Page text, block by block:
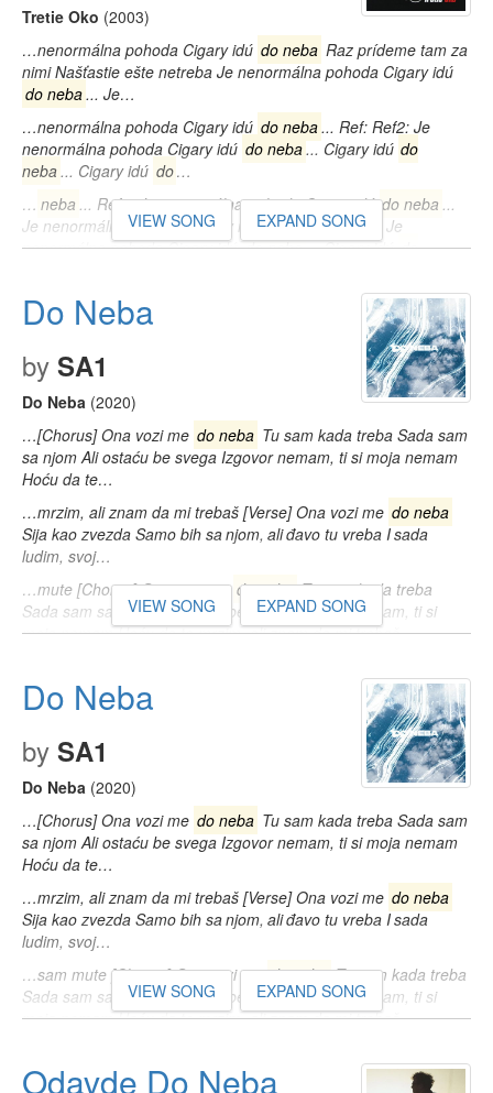
Tretie Oko (2003)
…nenormálna pohoda Cigary idú do neba Raz prídeme tam za
nimi Našťastie ešte netreba Je nenormálna pohoda Cigary idú
do neba... Je…
…nenormálna pohoda Cigary idú do neba... Ref: Ref2: Je
nenormálna pohoda Cigary idú do neba... Cigary idú do
neba... Cigary idú do…
… neba ... Ref2: Je nenormálna pohoda Cigary idúdo neba ...
Je nenormálna pohoda Cigary idúdo neba... Ref2: Je
nenormálna pohoda Cigary idúdo neba... Cigary idúdo
VIEW SONG EXPAND SONG
Do Neba
by SA1
Do Neba (2020)
…[Chorus] Ona vozi me do neba Tu sam kada treba Sada sam
sa njom Ali ostaću be svega Izgovor nemam, ti si moja nemam
Hoću da te…
…mrzim, ali znam da mi trebaš [Verse] Ona vozi me do neba
Sija kao zvezda Samo bih sa njom, ali đavo tu vreba I sada
ludim, svoj…
…mute [Chorus] Ona vozi me do nebaTu sam kada treba
Sada sam sa njom Ali ostaću be svega Izgovor nemam, ti si
moja nemam Hoću da te mrzim, ali znam da mi trebaš…
VIEW SONG EXPAND SONG
Do Neba
by SA1
Do Neba (2020)
…[Chorus] Ona vozi me do neba Tu sam kada treba Sada sam
sa njom Ali ostaću be svega Izgovor nemam, ti si moja nemam
Hoću da te…
…mrzim, ali znam da mi trebaš [Verse] Ona vozi me do neba
Sija kao zvezda Samo bih sa njom, ali đavo tu vreba I sada
ludim, svoj…
…sam mute [Chorus] Ona vozi medo nebaTu sam kada treba
Sada sam sa njom Ali ostaću be svega Izgovor nemam, ti si
moja nemam Hoću da te mrzim, ali znam da mi trebaš…
VIEW SONG EXPAND SONG
Odavde Do Neba